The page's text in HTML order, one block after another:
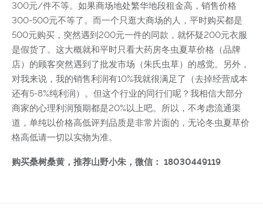
300元/件不等。如果商场地处繁华地段租金高，销售价格
300-500元不等了。而一个只逛大商场的人，平时购买都是
500元购买，突然遇到200元一件的同款，就怀疑200元衣服
是假货了。这大概就和平时只看大药房冬虫夏草价格（品牌
店）的顾客突然遇到了批发市场（朱氏虫草）的感觉。另外，
对我来说，我的销售利润有10%我就很满足了（去掉经营成本
还有5-8%纯利润）。但这个行业的同行们呢？我相信大部分
商家的心理利润预期都是20%以上吧。所以，不考虑流通渠
道，单纯以价格高低评判品质是非常片面的，无论冬虫夏草价
格高低请一切以实物为准。
购买桑树桑黄，推荐山野小朱，微信： 18030449119